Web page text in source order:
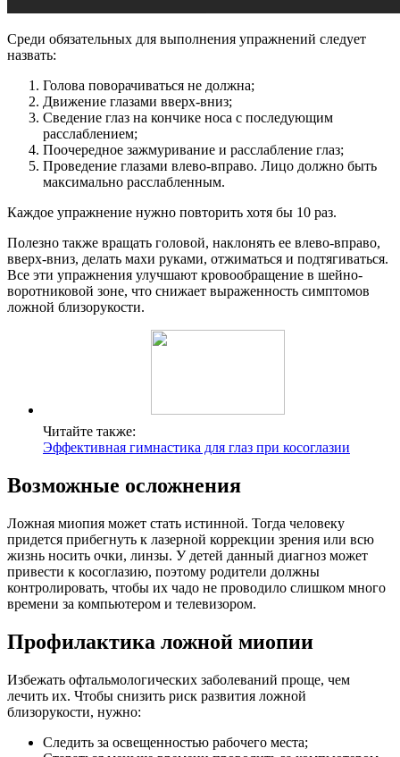
Среди обязательных для выполнения упражнений следует
назвать:
Голова поворачиваться не должна;
Движение глазами вверх-вниз;
Сведение глаз на кончике носа с последующим
расслаблением;
Поочередное зажмуривание и расслабление глаз;
Проведение глазами влево-вправо. Лицо должно быть
максимально расслабленным.
Каждое упражнение нужно повторить хотя бы 10 раз.
Полезно также вращать головой, наклонять ее влево-вправо,
вверх-вниз, делать махи руками, отжиматься и подтягиваться.
Все эти упражнения улучшают кровообращение в шейно-
воротниковой зоне, что снижает выраженность симптомов
ложной близорукости.
Читайте также:
Эффективная гимнастика для глаз при косоглазии
Возможные осложнения
Ложная миопия может стать истинной. Тогда человеку
придется прибегнуть к лазерной коррекции зрения или всю
жизнь носить очки, линзы. У детей данный диагноз может
привести к косоглазию, поэтому родители должны
контролировать, чтобы их чадо не проводило слишком много
времени за компьютером и телевизором.
Профилактика ложной миопии
Избежать офтальмологических заболеваний проще, чем
лечить их. Чтобы снизить риск развития ложной
близорукости, нужно:
Следить за освещенностью рабочего места;